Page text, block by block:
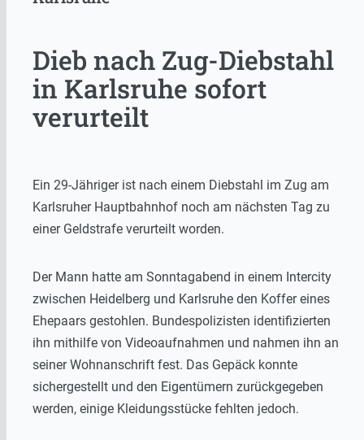
Dieb nach Zug-Diebstahl
in Karlsruhe sofort
verurteilt
Ein 29-Jähriger ist nach einem Diebstahl im Zug am
Karlsruher Hauptbahnhof noch am nächsten Tag zu
einer Geldstrafe verurteilt worden.
Der Mann hatte am Sonntagabend in einem Intercity
zwischen Heidelberg und Karlsruhe den Koffer eines
Ehepaars gestohlen. Bundespolizisten identifizierten
ihn mithilfe von Videoaufnahmen und nahmen ihn an
seiner Wohnanschrift fest. Das Gepäck konnte
sichergestellt und den Eigentümern zurückgegeben
werden, einige Kleidungsstücke fehlten jedoch.